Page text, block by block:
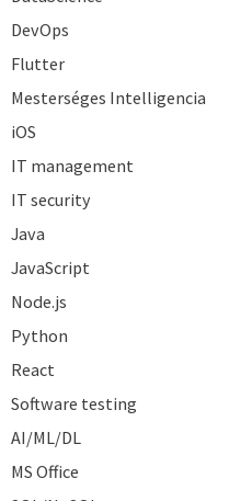
DevOps
Flutter
Mesterséges Intelligencia
iOS
IT management
IT security
Java
JavaScript
Node.js
Python
React
Software testing
AI/ML/DL
MS Office